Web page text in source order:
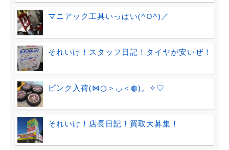
マニアック工具いっぱい(^O^)／
それいけ！スタッフ日記！タイヤが安いぜ！
ピンク入荷(⋈◍＞◡＜◍)。✧♡
それいけ！店長日記！買取大募集！